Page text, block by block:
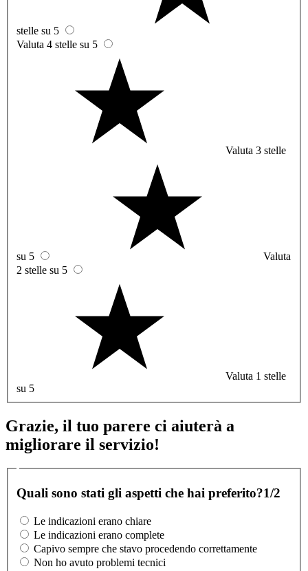
stelle su 5
Valuta 4 stelle su 5
Valuta 3 stelle
su 5
Valuta
2 stelle su 5
Valuta 1 stelle
su 5
Grazie, il tuo parere ci aiuterà a
migliorare il servizio!
Quali sono stati gli aspetti che hai preferito?1/2
Le indicazioni erano chiare
Le indicazioni erano complete
Capivo sempre che stavo procedendo correttamente
Non ho avuto problemi tecnici